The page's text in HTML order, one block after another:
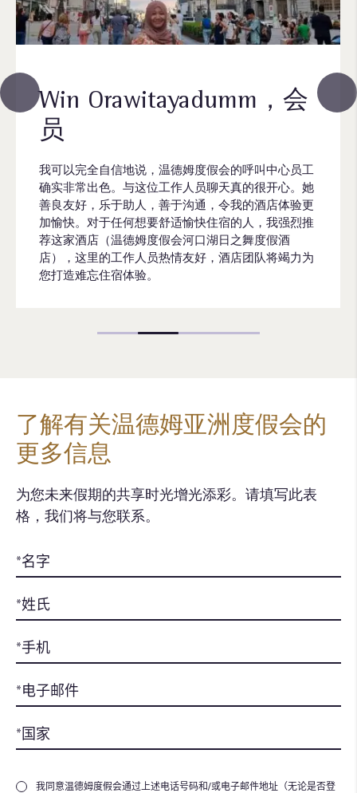
，会
的呼叫中心员工
真的很开心。她
我的酒店体验更
的人，我强烈推
之舞度假酒
店团队将竭力为
Sriprat Ngampis
假村别墅的每一位员工均提供优质服
全，房间整洁宽敞。非常亲近自然。
滩边设有一个大泳池。
了解有关温德姆亚洲度假会的
更多信息
为您未来假期的共享时光增光添彩。请填写此表
格，我们将与您联系。
我同意温德姆度假会通过上述电话号码和/或电子邮件地址（无论是否登